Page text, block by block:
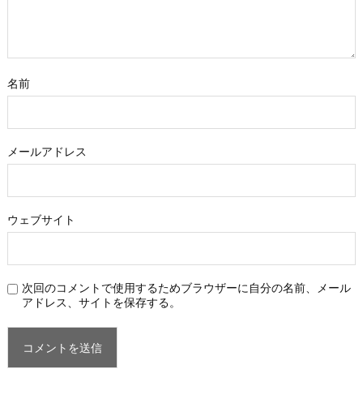
名前
メールアドレス
ウェブサイト
次回のコメントで使用するためブラウザーに自分の名前、メール
アドレス、サイトを保存する。